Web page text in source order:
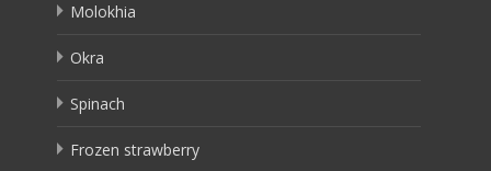
Molokhia
Okra
Spinach
Frozen strawberry